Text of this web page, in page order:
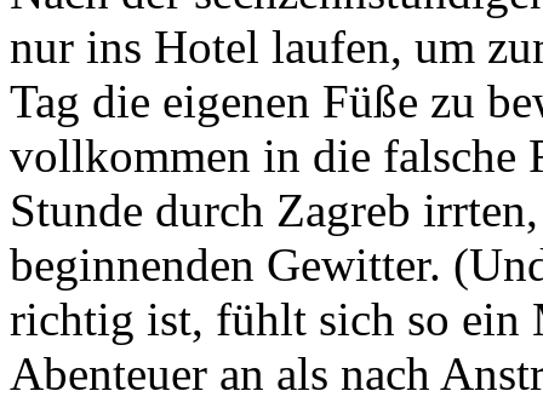
nur ins Hotel laufen, um
Tag die eigenen Füße zu
vollkommen in die falsche
Stunde durch Zagreb
beginnenden Gewitter.
richtig ist, fühlt sich so ein
Abenteuer an als nach